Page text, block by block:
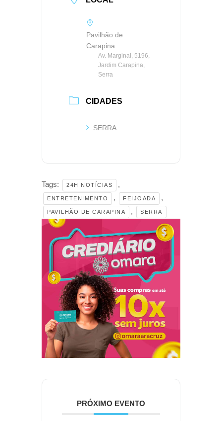
Pavilhão de
Carapina
Av. Marginal, 5196,
Jardim Carapina,
Serra
CIDADES
SERRA
Tags: 24H NOTÍCIAS ,
ENTRETENIMENTO , FEIJOADA ,
PAVILHÃO DE CARAPINA , SERRA
PRÓXIMO EVENTO